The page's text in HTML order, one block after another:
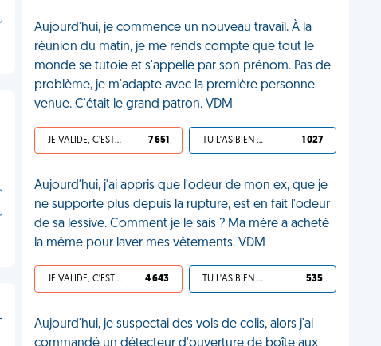
Aujourd'hui, je commence un nouveau travail. À la
réunion du matin, je me rends compte que tout le
monde se tutoie et s'appelle par son prénom. Pas de
problème, je m'adapte avec la première personne
venue. C'était le grand patron. VDM
JE VALIDE, C'EST UNE VDM 7 651 TU L'AS BIEN MÉRITÉ 1 027
Aujourd'hui, j'ai appris que l'odeur de mon ex, que je
ne supporte plus depuis la rupture, est en fait l'odeur
de sa lessive. Comment je le sais ? Ma mère a acheté
la même pour laver mes vêtements. VDM
JE VALIDE, C'EST UNE VDM 4 643 TU L'AS BIEN MÉRITÉ 535
Aujourd'hui, je suspectai des vols de colis, alors j'ai